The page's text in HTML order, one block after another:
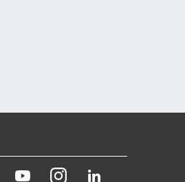
Twitter YoutubeInstagram